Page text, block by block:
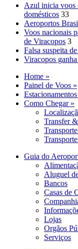
Azul inicia voos
domésticos 33
Aeroportos
Voos nacionais
de Viracopos 3
Falsa suspeita
Viracopos
Home »
Painel de Voos »
Como Chegar »
Transfer
Guia do
Aluguel
Bancos
Casas de
Lojas
Orgãos
Serviços